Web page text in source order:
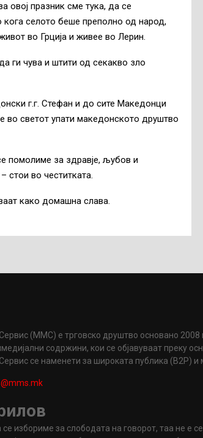
овој празник сме тука, да се
селото беше преполно од народ,
во Грција и живее во Лерин.
ги чува и штити од секакво зло
г.г. Стефан и до сите Македонци
во светот упати македонското друштво
помолиме за здравје, љубов и
стои во честитката.
како домашна слава.
(ММС) е трговско друштво основано
содржини, кои се објавуваат преку
се наменети за широката публика (B2P) и
избориме за слободата на говорот, таа не е